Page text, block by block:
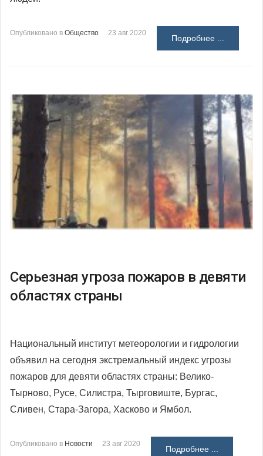
Опубликовано в Общество 23 авг 2020
Подробнее ...
Серьезная угроза пожаров в девяти
областях страны
Национальный институт метеорологии и гидрологии
объявил на сегодня экстремальный индекс угрозы
пожаров для девяти областях страны: Велико-
Тырново, Русе, Силистра, Тырговиште, Бургас,
Сливен, Стара-Загора, Хасково и Ямбол.
Опубликовано в Новости 23 авг 2020
Подробнее ...